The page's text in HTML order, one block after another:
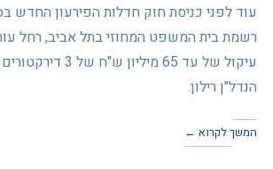
עוד לפני כניסת חוק חדלות הפירעון החדש
רשמת בית המשפט המחוזי בתל אביב, רחל
עיקול של עד 65
הנדל"ן רילון.
המשך לקרוא ←